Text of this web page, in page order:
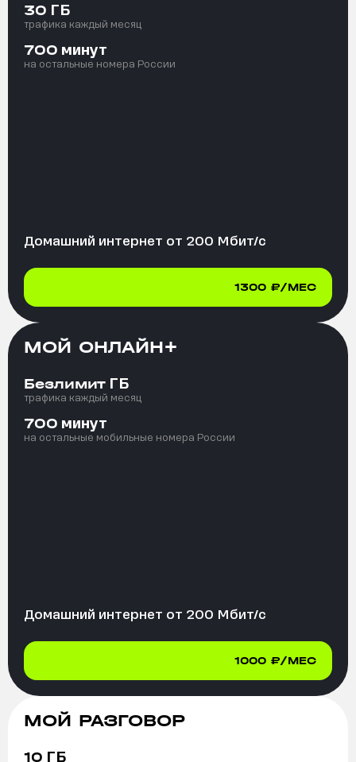
30 ГБ
трафика каждый месяц
700 минут
на остальные номера России
Домашний интернет от 200 Мбит/с
1300 ₽/МЕС
МОЙ ОНЛАЙН+
Безлимит ГБ
трафика каждый месяц
700 минут
на остальные мобильные номера России
Домашний интернет от 200 Мбит/с
1000 ₽/МЕС
МОЙ РАЗГОВОР
10 ГБ